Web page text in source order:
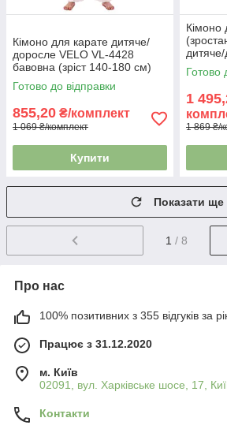
Кімоно для карате дитяче/
доросле VELO VL-4428
бавовна (зріст 140-180 см)
VL-4428 біле
Готово до відправки
855,20 ₴/комплект
1 069 ₴/комплект
Купити
Кімоно
0015
Готово
1
1 869 ₴/
Показати ще
1 / 8
Про нас
100% позитивних з 355 відгуків за
Працює з 31.12.2020
м. Київ
02091, вул. Харківське шосе, 17,
Контакти